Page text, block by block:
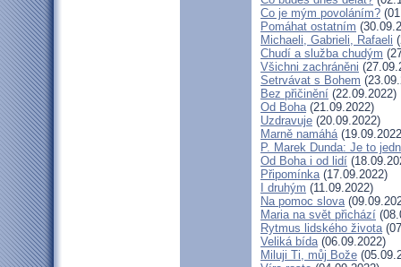
Co je mým povoláním?
Pomáhat ostatním
Michaeli, Gabrieli, Rafaeli
Chudí a služba chudým
Všichni zachráněni
Setrvávat s Bohem
Bez přičinění (22.09.2022)
Od Boha(21.09.2022)
Uzdravuje (20.09.2022)
Marně namáhá
P. Marek Dunda: Je to
Od Boha i od lidí
Připomínka(17.09.2022)
I druhým (11.09.2022)
Na pomoc slova
Maria na svět přichází
Rytmus lidského života
Veliká bída(06.09.2022)
Miluji Ti, můj Bože